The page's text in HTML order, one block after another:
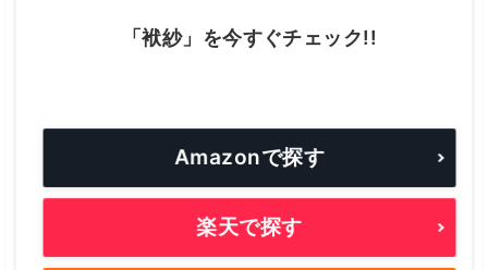
「袱紗」を今すぐチェック!!
Amazonで探す
楽天で探す